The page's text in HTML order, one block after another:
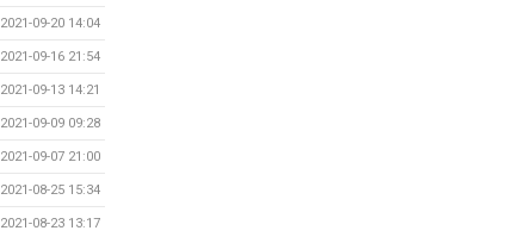
2021-09-20 14:04
2021-09-16 21:54
2021-09-13 14:21
2021-09-09 09:28
2021-09-07 21:00
2021-08-25 15:34
2021-08-23 13:17